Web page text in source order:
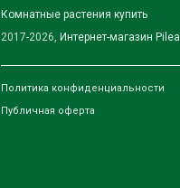
Комнатные растения купить
2017-2026, Интернет-магазин Pilea
Политика конфиденциальности
Публичная оферта